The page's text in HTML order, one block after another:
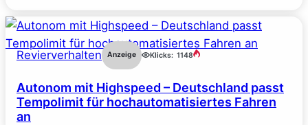
Revierverhalten Anzeige Klicks: 1148
Autonom mit Highspeed – Deutschland passt
Tempolimit für hochautomatisiertes Fahren
an